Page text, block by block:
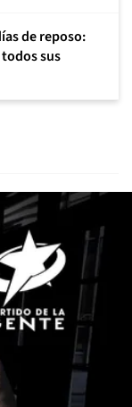
de reposo:
sus